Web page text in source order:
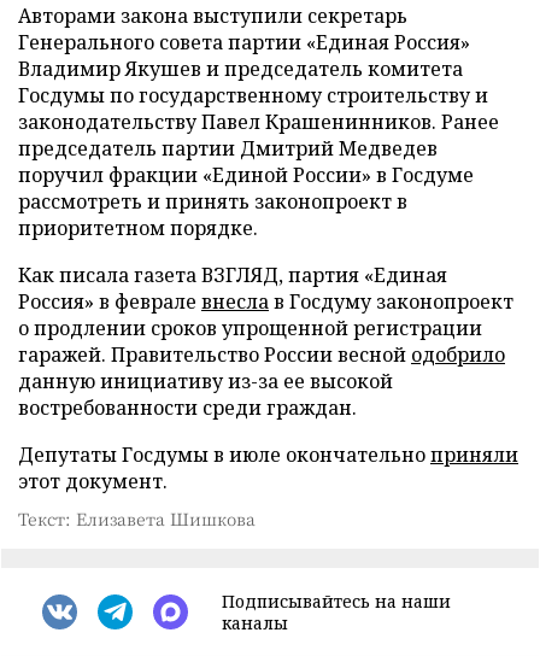
Авторами закона выступили секретарь
Генерального совета партии «Единая Россия»
Владимир Якушев и председатель комитета
Госдумы по государственному строительству и
законодательству Павел Крашенинников. Ранее
председатель партии Дмитрий Медведев
поручил фракции «Единой России» в Госдуме
рассмотреть и принять законопроект в
приоритетном порядке.
Как писала газета ВЗГЛЯД, партия «Единая
Россия» в феврале внеслав Госдуму законопроект
о продлении сроков упрощенной регистрации
гаражей. Правительство России весной одобрило
данную инициативу из-за ее высокой
востребованности среди граждан.
Депутаты Госдумы в июле окончательноприняли
этот документ.
Текст: Елизавета Шишкова
Подписывайтесь на наши
каналы